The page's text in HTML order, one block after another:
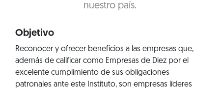
nuestro país.
Objetivo
Reconocer y ofrecer beneficios a las empresas que,
además de calificar como Empresas de Diez por el
excelente cumplimiento de sus obligaciones
patronales ante este Instituto, son empresas líderes